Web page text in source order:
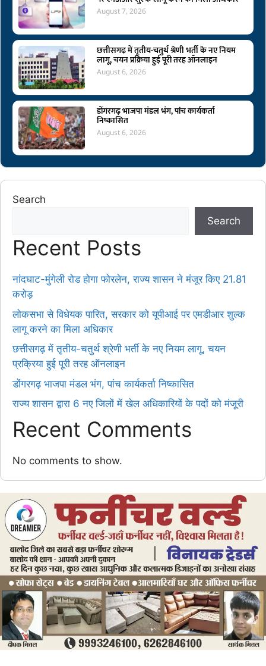
August 7, 2026
छत्तीसगढ़ में तृतीय-चतुर्थ श्रेणी भर्ती के नए नियम
लागू, चयन प्रक्रिया हुई पूरी तरह ऑनलाइन
August 6, 2026
डोंगरगढ़ भाजपा मंडल भंग, पांच कार्यकर्ता
निष्कासित
August 6, 2026
Search
Search
Recent Posts
नांदघाट-मुंगेली रोड होगा फोरलेन, राज्य शासन ने मंजूर किए 21.81
करोड़
लोकसभा से विधेयक पारित, सरकार को यूपीआई पर एमडीआर शुल्क
लागू करने का मिला अधिकार
छत्तीसगढ़ में तृतीय-चतुर्थ श्रेणी भर्ती के नए नियम लागू, चयन
प्रक्रिया हुई पूरी तरह ऑनलाइन
डोंगरगढ़ भाजपा मंडल भंग, पांच कार्यकर्ता निष्कासित
राज्य शासन द्वारा 6 नए जिलों में खेल अधिकारियों के पदों को मंजूरी
Recent Comments
No comments to show.